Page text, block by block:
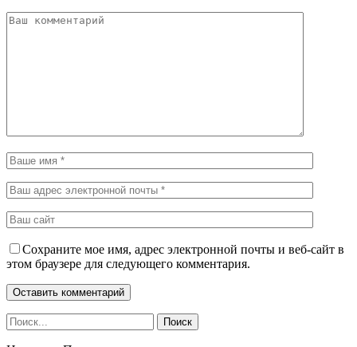
Сохраните мое имя, адрес электронной почты и веб-сайт в
этом браузере для следующего комментария.